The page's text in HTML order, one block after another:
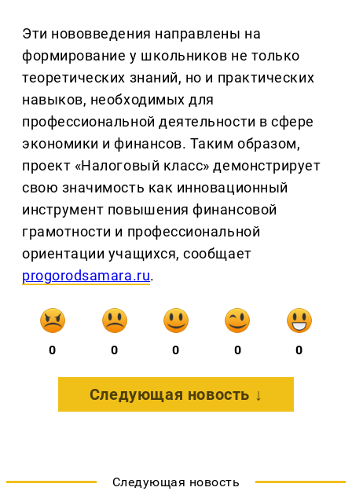
Эти нововведения направлены на
формирование у школьников не только
теоретических знаний, но и практических
навыков, необходимых для
профессиональной деятельности в сфере
экономики и финансов. Таким образом,
проект «Налоговый класс» демонстрирует
свою значимость как инновационный
инструмент повышения финансовой
грамотности и профессиональной
ориентации учащихся, сообщает
progorodsamara.ru.
0 0 0 0 0
Следующая новость ↓
Следующая новость